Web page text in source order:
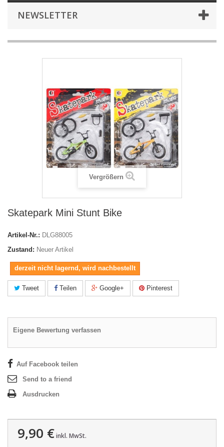
NEWSLETTER
Vergrößern
Skatepark Mini Stunt Bike
Artikel-Nr.: DLG88005
Zustand: Neuer Artikel
derzeit nicht lagernd, wird nachbestellt
Tweet Teilen Google+ Pinterest
Eigene Bewertung verfassen
Auf Facebook teilen
Send to a friend
Ausdrucken
9,90 €inkl. MwSt.